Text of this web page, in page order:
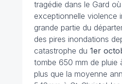
tragédie dans le Gard où
exceptionnelle violence
grande partie du
des pires inondations
catastrophe du 1er
tombe 650 mm de pluie
plus que la moyenne